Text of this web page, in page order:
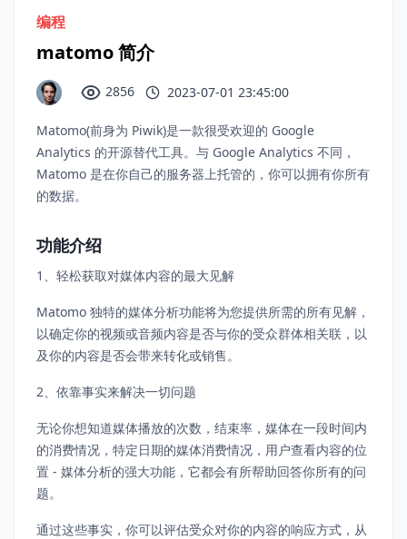
编程
matomo 简介
2856 2023-07-01 23:45:00
Matomo(前身为 Piwik)是一款很受欢迎的 Google
Analytics 的开源替代工具。与 Google Analytics 不同，
Matomo 是在你自己的服务器上托管的，你可以拥有你所有
的数据。
功能介绍
1、轻松获取对媒体内容的最大见解
Matomo 独特的媒体分析功能将为您提供所需的所有见解，
以确定你的视频或音频内容是否与你的受众群体相关联，以
及你的内容是否会带来转化或销售。
2、依靠事实来解决一切问题
无论你想知道媒体播放的次数，结束率，媒体在一段时间内
的消费情况，特定日期的媒体消费情况，用户查看内容的位
置 - 媒体分析的强大功能，它都会有所帮助回答你所有的问
题。
通过这些事实，你可以评估受众对你的内容的响应方式，从